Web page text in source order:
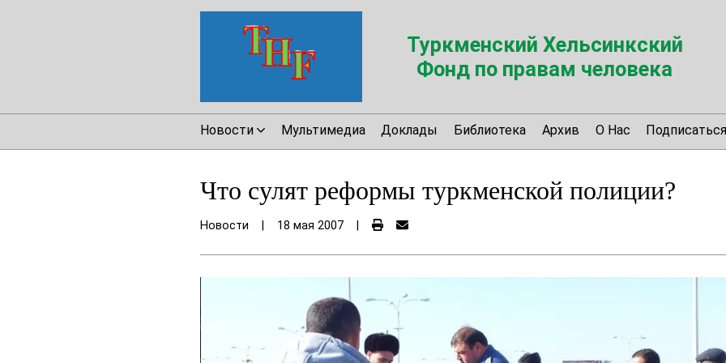
Туркменский Хельсинкский
Фонд по правам человека
Новости Мультимедиа Доклады Библиотека Архив О Нас
Что сулят реформы туркменской полиции?
Новости 18 мая 2007